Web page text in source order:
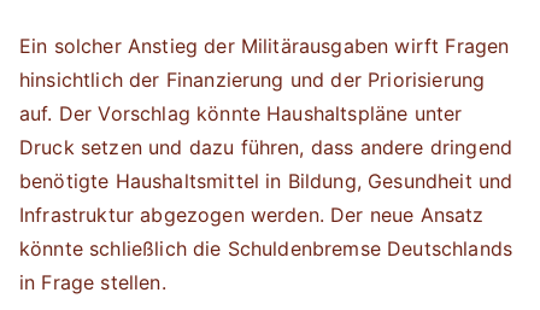
Ein solcher Anstieg der Militärausgaben wirft Fragen
hinsichtlich der Finanzierung und der Priorisierung
auf. Der Vorschlag könnte Haushaltspläne unter
Druck setzen und dazu führen, dass andere dringend
benötigte Haushaltsmittel in Bildung, Gesundheit und
Infrastruktur abgezogen werden. Der neue Ansatz
könnte schließlich die Schuldenbremse Deutschlands
in Frage stellen.